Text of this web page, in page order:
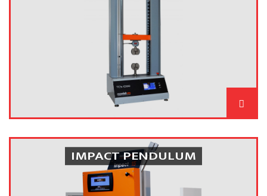
IMPACT PENDULUM